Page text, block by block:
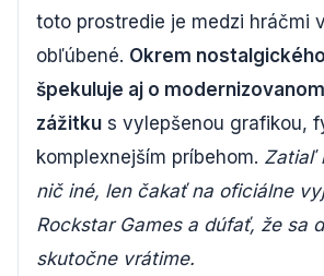
toto prostredie je medzi hráčmi
obľúbené. Okrem
špekuluje aj o
zážitku s vylepšenou grafikou,
komplexnejším príbehom. Zatiaľ
nič iné, len čakať na oficiálne
Rockstar Games a dúfať, že sa
skutočne vrátime.